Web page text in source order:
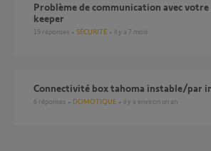
Problème de communication avec votre équipement door
keeper
19 réponses SÉCURITÉ il y a 7 mois
connectivité box tahoma instable/par
6 réponses DOMOTIQUE il y a environ un an